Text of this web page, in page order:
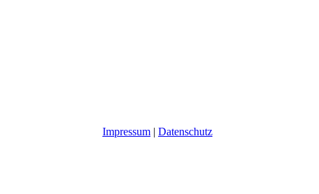
Impressum | Datenschutz